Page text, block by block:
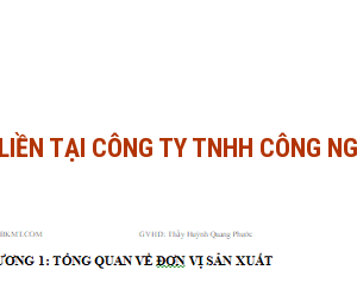
TẠI CÔNG TY TNHH CÔNG